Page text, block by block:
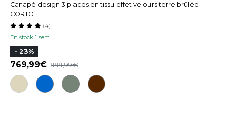
Canapé design 3 places en tissu effet velours terre brûlée
CORTO
En stock 1 sem
(4)
- 23%
769,99 999,99